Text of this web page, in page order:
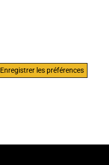
Enregistrer les préférences